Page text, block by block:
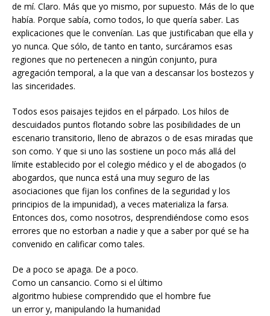
de mí. Claro. Más que yo mismo, por supuesto. Más de lo que
había. Porque sabía, como todos, lo que quería saber. Las
explicaciones que le convenían. Las que justificaban que ella y
yo nunca. Que sólo, de tanto en tanto, surcáramos esas
regiones que no pertenecen a ningún conjunto, pura
agregación temporal, a la que van a descansar los bostezos y
las sinceridades.
Todos esos paisajes tejidos en el párpado. Los hilos de
descuidados puntos flotando sobre las posibilidades de un
escenario transitorio, lleno de abrazos o de esas miradas que
son como. Y que si uno las sostiene un poco más allá del
límite establecido por el colegio médico y el de abogados (o
abogardos, que nunca está una muy seguro de las
asociaciones que fijan los confines de la seguridad y los
principios de la impunidad), a veces materializa la farsa.
Entonces dos, como nosotros, desprendiéndose como esos
errores que no estorban a nadie y que a saber por qué se ha
convenido en calificar como tales.
De a poco se apaga. De a poco.
Como un cansancio. Como si el último
algoritmo hubiese comprendido que el hombre fue
un error y, manipulando la humanidad